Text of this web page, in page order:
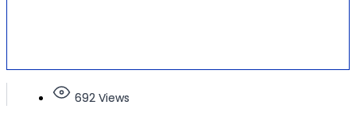
692 Views